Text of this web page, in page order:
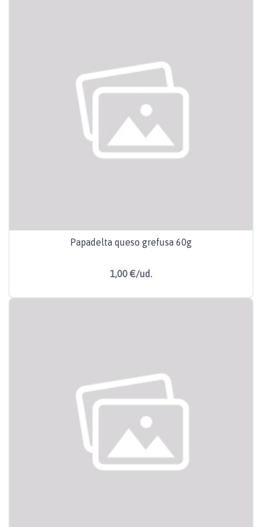
Papadelta queso grefusa 60g
1,00 €/ud.